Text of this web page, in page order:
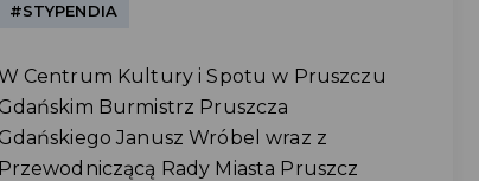
#STYPENDIA
Centrum Kultury i Spotu w Pruszczu
Burmistrz Pruszcza
Janusz Wróbel wraz z
Rady Miasta Pruszcz